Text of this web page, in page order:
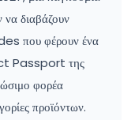
διαβάζουν
που φέρουν ένα
Passport της
φορέα
προϊόντων.